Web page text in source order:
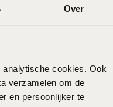
Over
analytische cookies. Ook
verzamelen om de
en persoonlijker te